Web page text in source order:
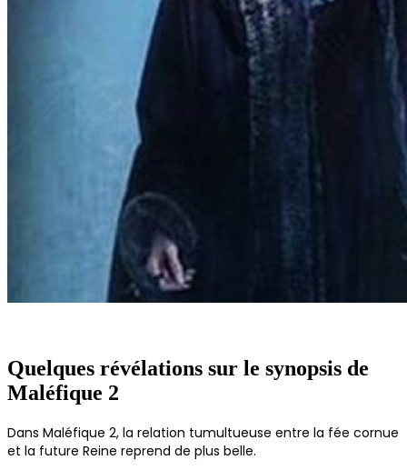
Quelques révélations sur le synopsis de
Maléfique 2
Dans Maléfique 2, la relation tumultueuse entre la fée cornue
et la future Reine reprend de plus belle.